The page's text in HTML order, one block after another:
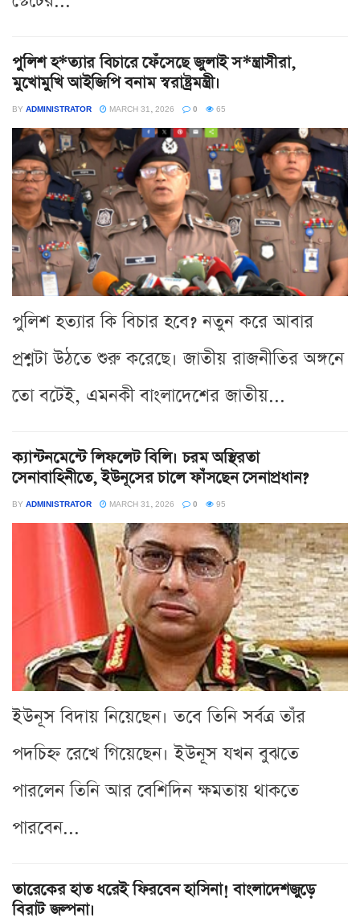
পুলিশ হ*ত্যার বিচারে ফেঁসেছে জুলাই স*ন্ত্রাসীরা,
মুখোমুখি আইজিপি বনাম স্বরাষ্ট্রমন্ত্রী।
BY ADMINISTRATOR MARCH 31, 2026 0 65
পুলিশ হত্যার কি বিচার হবে? নতুন করে আবার
প্রশ্নটা উঠতে শুরু করেছে। জাতীয় রাজনীতির অঙ্গনে
তো বটেই, এমনকী বাংলাদেশের জাতীয়...
ক্যান্টনমেন্টে লিফলেট বিলি। চরম অস্থিরতা
সেনাবাহিনীতে, ইউনূসের চালে ফাঁসছেন সেনাপ্রধান?
BY ADMINISTRATOR MARCH 31, 2026 0 95
ইউনূস বিদায় নিয়েছেন। তবে তিনি সর্বত্র তাঁর
পদচিহ্ন রেখে গিয়েছেন। ইউনূস যখন বুঝতে
পারলেন তিনি আর বেশিদিন ক্ষমতায় থাকতে
পারবেন...
তারেকের হাত ধরেই ফিরবেন হাসিনা! বাংলাদেশজুড়ে
বিরাট জল্পনা।